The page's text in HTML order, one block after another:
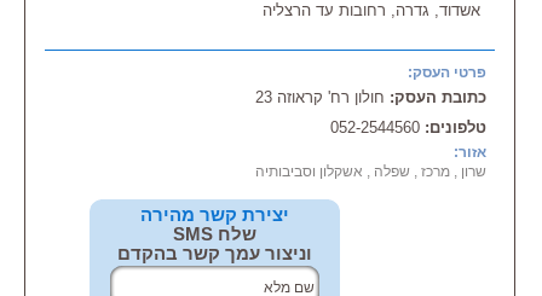
בנוסף: עבודות חשמל ע"י חשמלאי
אשדוד, גדרה, רחובות עד הרצליה
פרטי העסק:
כתובת העסק: חולון רח' קראוזה 23
טלפונים:052-2544560
אזור:
שרון , מרכז , שפלה , אשקלון וסביבותיה
יצירת קשר מהירה
שלח SMS
וניצור עמך קשר בהקדם